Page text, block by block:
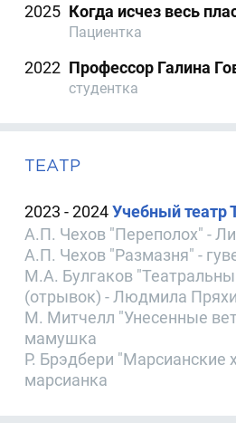
2025 Когда исчез весь
Пациентка
2022 Профессор Галина
студентка
ТЕАТР
2023 - 2024Учебный
А.П. Чехов "Переполох" -
А.П. Чехов "Размазня" -
М.А. Булгаков
(отрывок) - Людмила
М. Митчелл "Унесенные
мамушка
Р. Брэдбери "Марсианские
марсианка